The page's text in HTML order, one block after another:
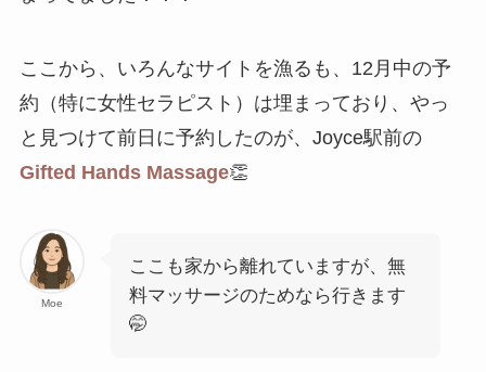
ここから、いろんなサイトを漁るも、12月中の予
約（特に女性セラピスト）は埋まっており、やっ
と見つけて前日に予約したのが、Joyce駅前の
Gifted Hands Massage👏
Moe
ここも家から離れていますが、無
料マッサージのためなら行きます
🤭